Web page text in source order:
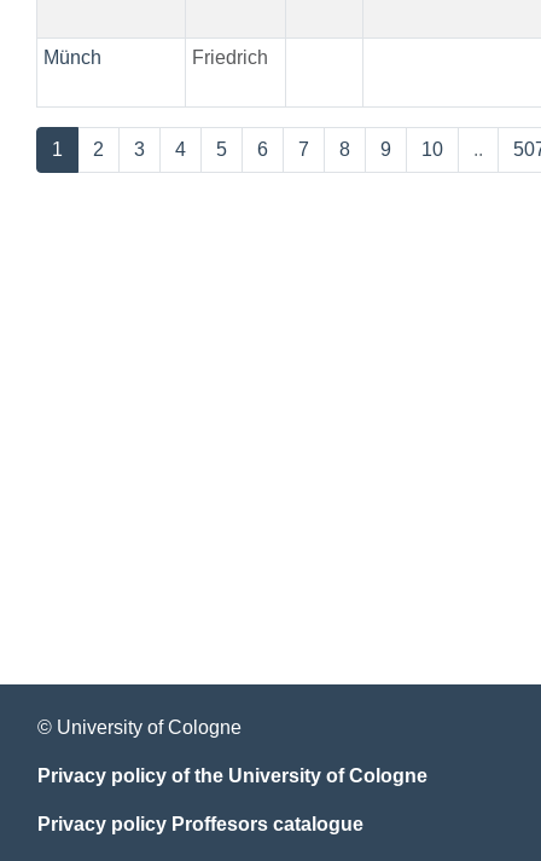
Münch Friedrich
1 2 3 4 5 6 7 8 9 10 ..
© University of Cologne
Privacy policy of the University of Cologne
Privacy policy Proffesors catalogue